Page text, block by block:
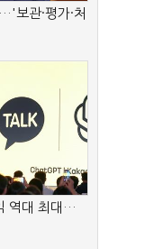
보관·평가·처
역대 최대…